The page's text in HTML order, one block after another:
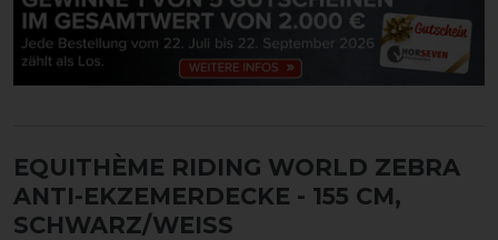
EQUITHÈME RIDING WORLD ZEBRA
ANTI-EKZEMERDECKE - 155 CM,
SCHWARZ/WEISS